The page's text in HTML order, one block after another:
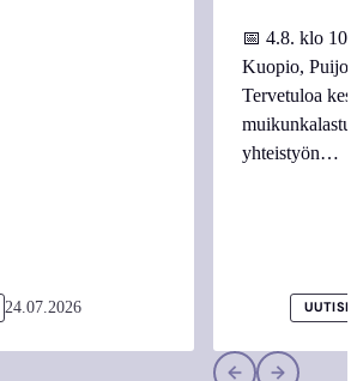
24.07.2026
📅 4.8. klo
Kuopio,
Tervetuloa
yhteistyön…